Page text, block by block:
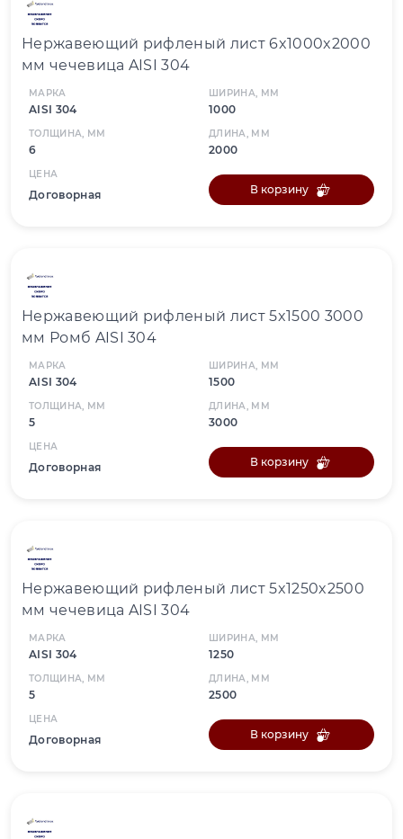
Нержавеющий рифленый лист 6x1000x2000
мм чечевица AISI 304
МАРКА
AISI 304
ШИРИНА, ММ
1000
ТОЛЩИНА, ММ
6
ДЛИНА, ММ
2000
ЦЕНА
Договорная В корзину
Нержавеющий рифленый лист 5x1500 3000
мм Ромб AISI 304
МАРКА
AISI 304
ШИРИНА, ММ
1500
ТОЛЩИНА, ММ
5
ДЛИНА, ММ
3000
ЦЕНА
Договорная В корзину
Нержавеющий рифленый лист 5x1250x2500
мм чечевица AISI 304
МАРКА
AISI 304
ШИРИНА, ММ
1250
ТОЛЩИНА, ММ
5
ДЛИНА, ММ
2500
ЦЕНА
Договорная В корзину